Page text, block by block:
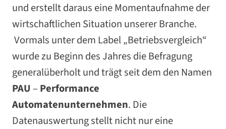
und erstellt daraus eine Momentaufnahme der
wirtschaftlichen Situation unserer Branche.
Vormals unter dem Label „Betriebsvergleich“
wurde zu Beginn des Jahres die Befragung
generalüberholt und trägt seit dem den Namen
PAU – Performance
Automatenunternehmen. Die
Datenauswertung stellt nicht nur eine